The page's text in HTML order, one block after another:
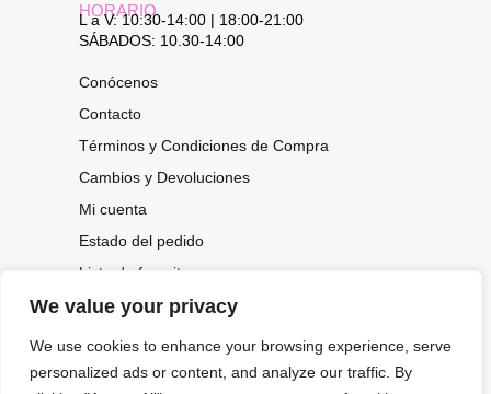
We value your privacy
We use cookies to enhance your browsing experience, serve
personalized ads or content, and analyze our traffic. By
HORARIO
L a V: 10:30-14:00 | 18:00-21:00
SÁBADOS: 10.30-14:00
Conócenos
Contacto
Términos y Condiciones de Compra
Cambios y Devoluciones
Mi cuenta
Estado del pedido
Lista de favoritos
CONOCE NUESTRAS NOVEDADES,
OFERTAS...